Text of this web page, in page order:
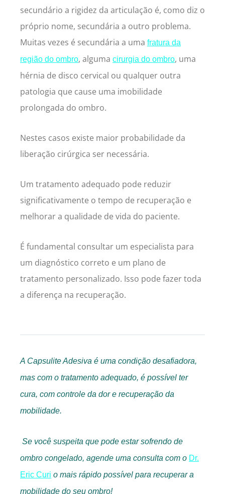
secundário a rigidez da articulação é, como diz o
próprio nome, secundária a outro problema.
Muitas vezes é secundária a uma fratura da
região do ombro, alguma cirurgia do ombro, uma
hérnia de disco cervical ou qualquer outra
patologia que cause uma imobilidade
prolongada do ombro.
Nestes casos existe maior probabilidade da
liberação cirúrgica ser necessária.
Um tratamento adequado pode reduzir
significativamente o tempo de recuperação e
melhorar a qualidade de vida do paciente.
É fundamental consultar um especialista para
um diagnóstico correto e um plano de
tratamento personalizado. Isso pode fazer toda
a diferença na recuperação.
A Capsulite Adesiva é uma condição desafiadora,
mas com o tratamento adequado, é possível ter
cura, com controle da dor e recuperação da
mobilidade.
Se você suspeita que pode estar sofrendo de
ombro congelado, agende uma consulta com o Dr.
Eric Curi o mais rápido possível para recuperar a
mobilidade do seu ombro!